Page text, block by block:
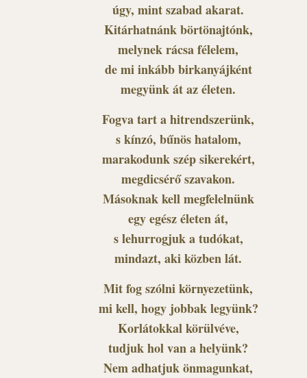
úgy, mint szabad akarat.
Kitárhatnánk börtönajtónk,
melynek rácsa félelem,
de mi inkább birkanyájként
megyünk át az életen.
Fogva tart a hitrendszerünk,
s kínzó, bűnös hatalom,
marakodunk szép sikerekért,
megdicsérő szavakon.
Másoknak kell megfelelnünk
egy egész életen át,
s lehurrogjuk a tudókat,
mindazt, aki közben lát.
Mit fog szólni környezetünk,
mi kell, hogy jobbak legyünk?
Korlátokkal körülvéve,
tudjuk hol van a helyünk?
Nem adhatjuk önmagunkat,